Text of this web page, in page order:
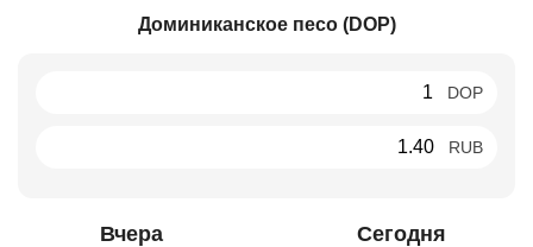
Доминиканское песо (DOP)
DOP
RUB
Вчера Сегодня